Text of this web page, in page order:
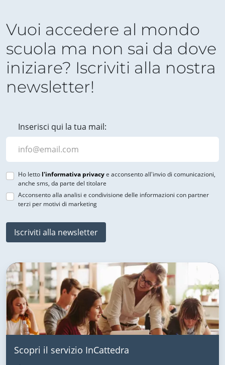
Vuoi accedere al mondo
scuola ma non sai da dove
iniziare? Iscriviti alla nostra
newsletter!
Inserisci qui la tua mail:
Ho letto l'informativa privacye acconsento all'invio di comunicazioni,
anche sms, da parte del titolare
Acconsento alla analisi e condivisione delle informazioni con partner
terzi per motivi di marketing
Iscriviti alla newsletter
Scopri il servizio InCattedra